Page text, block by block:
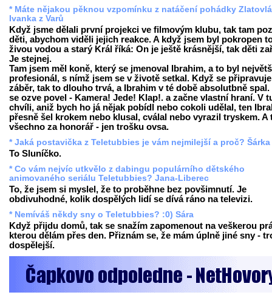
* Máte nějakou pěknou vzpomínku z natáčení pohádky
Ivanka z Varů
Když jsme dělali první projekci ve filmovým klubu, tak tam
děti, abychom viděli jejich reakce. A když jsem byl pokropen
živou vodou a starý Král říká: On je ještě krásnější, tak děti
Je stejnej.
Tam jsem měl koně, který se jmenoval Ibrahim, a to byl
profesionál, s nímž jsem se v životě setkal. Když se připravuje
záběr, tak to dlouho trvá, a Ibrahim v té době absolutbně spal.
se ozve povel - Kamera! Jede! Klap!. a začne vlastní hraní. V
chvíli, aniž bych ho já nějak pobídl nebo cokoli udělal, ten
přesně šel krokem nebo klusal, cválal nebo vyrazil tryskem. A
všechno za honorář - jen trošku ovsa.
* Jaká postavička z Teletubbies je vám nejmilejší a proč? Šárka
To Sluníčko.
* Co vám nejvíc utkvělo z dabingu populárního dětského
animovaného seriálu Teletubbies? Jana-Liberec
To, že jsem si myslel, že to proběhne bez povšimnutí. Je
obdivuhodné, kolik dospělých lidí se dívá ráno na televizi.
* Nemíváš někdy sny o Teletubbies? :0) Sára
Když přijdu domů, tak se snažím zapomenout na veškerou
kterou dělám přes den. Přiznám se, že mám úplně jiné sny -
dospělejší.